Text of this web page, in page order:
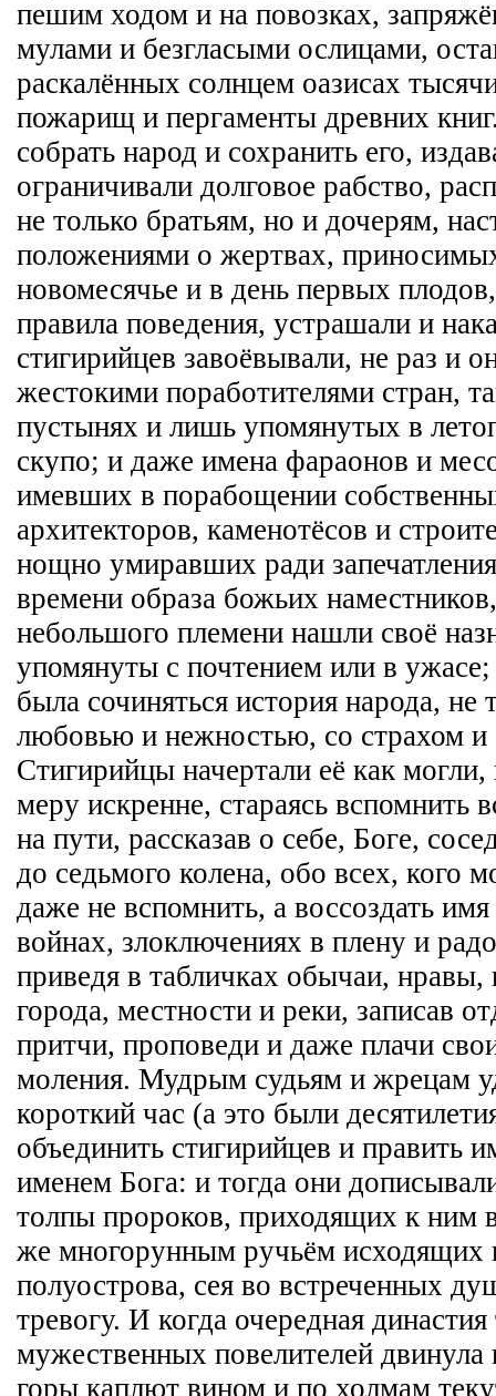
пешим ходом и на повозках,
мулами и безгласыми ослицами,
раскалённых солнцем оазисах
пожарищ и пергаменты древних
собрать народ и сохранить его,
ограничивали долговое рабство,
не только братьям, но и дочерям,
положениями о жертвах,
новомесячье и в день первых
правила поведения, устрашали и
стигирийцев завоёвывали, не раз и
жестокими поработителями стран,
пустынях и лишь упомянутых в
скупо; и даже имена фараонов и
имевших в порабощении
архитекторов, каменотёсов и
нощно умиравших ради
времени образа божьих
небольшого племени нашли своё
упомянуты с почтением или в
была сочиняться история народа, не
любовью и нежностью, со страхом и
Стигирийцы начертали её как
меру искренне, стараясь вспомнить
на пути, рассказав о себе, Боге,
до седьмого колена, обо всех, кого
даже не вспомнить, а воссоздать
войнах, злоключениях в плену и
приведя в табличках обычаи, нравы,
города, местности и реки, записав
притчи, проповеди и даже плачи
моления. Мудрым судьям и жрецам
короткий час (а это были
объединить стигирийцев и править
именем Бога: и тогда они
толпы пророков, приходящих к ним
же многорунным ручьём исходящих
полуострова, сея во встреченных
тревогу. И когда очередная
мужественных повелителей двинула
горы каплют вином и по холмам